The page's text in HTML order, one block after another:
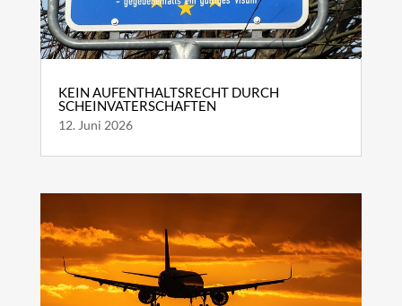
KEIN AUFENTHALTSRECHT DURCH
SCHEINVATERSCHAFTEN
12. Juni 2026